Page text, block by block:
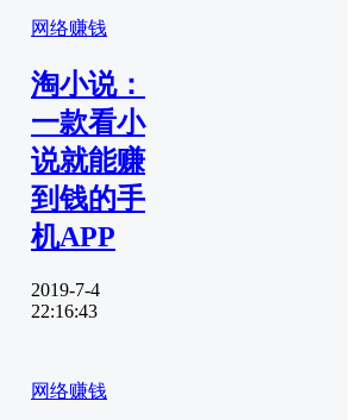
网络赚钱
淘小说：
一款看小
说就能赚
到钱的手
机APP
2019-7-4
22:16:43
网络赚钱